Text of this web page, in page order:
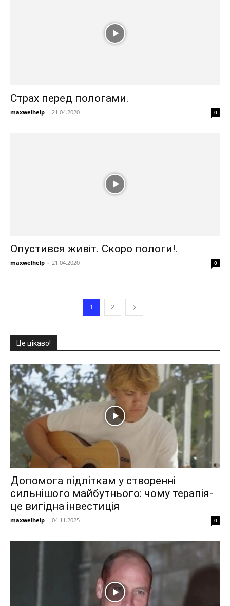
Страх перед пологами.
maxwelhelp - 21.04.2020 0
Опустився живіт. Скоро пологи!.
maxwelhelp - 21.04.2020 0
1 2
Це цікаво!
Допомога підліткам у створенні
сильнішого майбутнього: чому терапія-
це вигідна інвестиція
maxwelhelp - 04.11.2025 0